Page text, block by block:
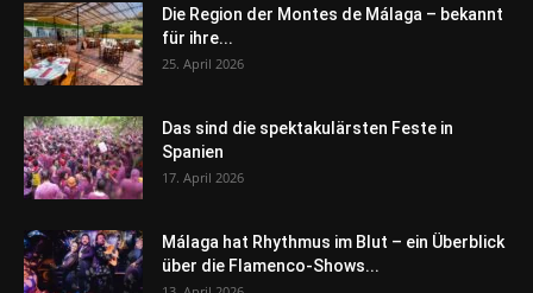
Die Region der Montes de Málaga – bekannt
für ihre...
25. April 2026
Das sind die spektakulärsten Feste in
Spanien
17. April 2026
Málaga hat Rhythmus im Blut – ein Überblick
über die Flamenco-Shows...